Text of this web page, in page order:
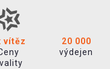
vítěz
20 000
výdejen